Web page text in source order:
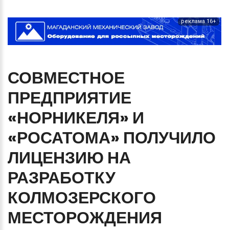
реклама 16+
СОВМЕСТНОЕ
ПРЕДПРИЯТИЕ
«НОРНИКЕЛЯ» И
«РОСАТОМА» ПОЛУЧИЛО
ЛИЦЕНЗИЮ НА
РАЗРАБОТКУ
КОЛМОЗЕРСКОГО
МЕСТОРОЖДЕНИЯ